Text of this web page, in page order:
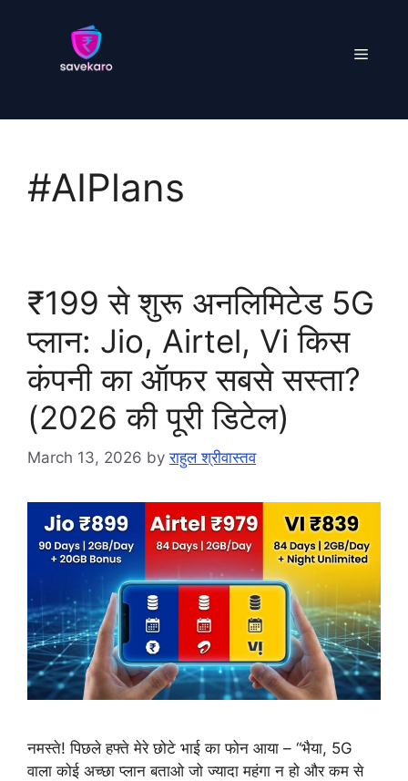
Menu
#AIPlans
₹199 से शुरू अनलिमिटेड 5G
प्लान: Jio, Airtel, Vi किस
कंपनी का ऑफर सबसे सस्ता?
(2026 की पूरी डिटेल)
March 13, 2026 byराहुल श्रीवास्तव
नमस्ते! पिछले हफ्ते मेरे छोटे भाई का फोन आया – “भैया, 5G
वाला कोई अच्छा प्लान बताओ जो ज्यादा महंगा न हो और कम से